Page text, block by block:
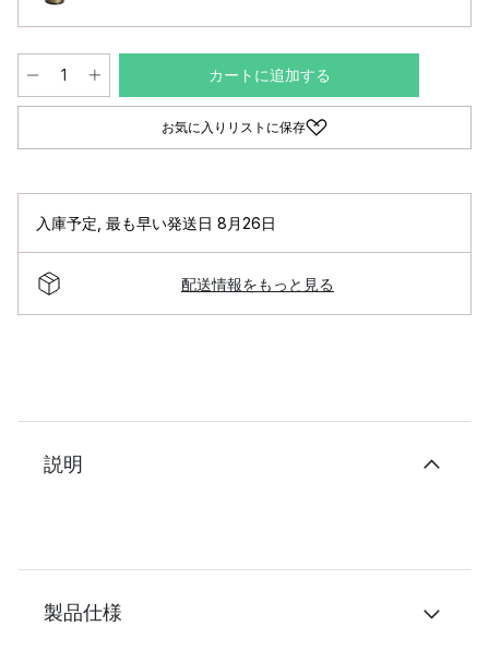
カートに追加する
お気に入りリストに保存
入庫予定 最も早い発送日 8月26日
配送情報をもっと見る
説明
製品仕様